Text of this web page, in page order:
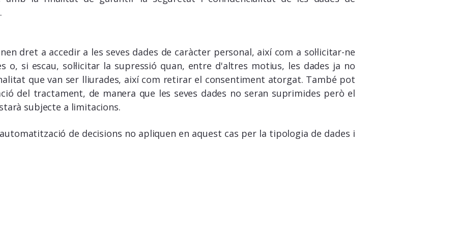
dret a accedir a les seves dades de caràcter personal, així com a sol·licitar-ne
o, si escau, sol·licitar la supressió quan, entre d'altres motius, les dades ja no
que van ser lliurades, així com retirar el consentiment atorgat. També pot
del tractament, de manera que les seves dades no seran suprimides però el
subjecte a limitacions.
de decisions no apliquen en aquest cas per la tipologia de dades i